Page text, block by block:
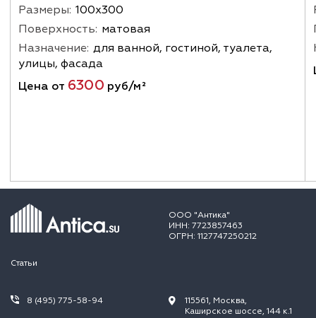
Размеры: 100х300
Поверхность: матовая
Назначение: для ванной, гостиной, туалета,
улицы, фасада
Цена от 6300 руб/м²
ООО "Антика"
ИНН: 7723857463
ОГРН: 1127747250212
Статьи
8 (495) 775-58-94
115561, Москва,
Каширское шоссе, 144 к.1